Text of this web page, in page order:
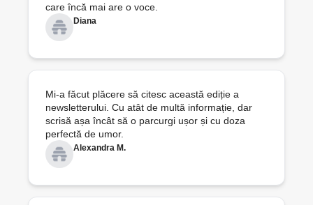
care încă mai are o voce.
Diana
Mi-a făcut plăcere să citesc această ediție a
newsletterului. Cu atât de multă informație, dar
scrisă așa încât să o parcurgi ușor și cu doza
perfectă de umor.
Alexandra M.